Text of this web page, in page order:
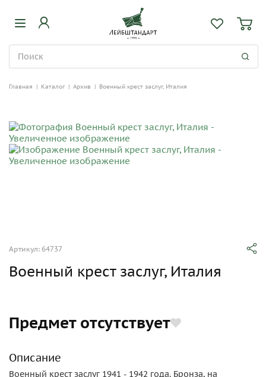
Главная | Каталог | Архив | Военный крест заслуг, Италия
Артикул: 64737
Военный крест заслуг, Италия
Предмет отсутствует
Описание
Военный крест заслуг 1941 - 1942 года. Бронза, на